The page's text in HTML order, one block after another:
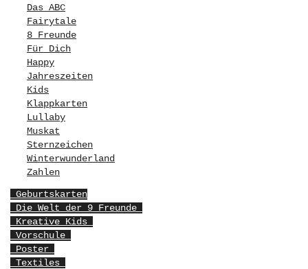
Das ABC
Fairytale
8 Freunde
Für Dich
Happy
Jahreszeiten
Kids
Klappkarten
Lullaby
Muskat
Sternzeichen
Winterwunderland
Zahlen
Geburtskarten
Die Welt der 9 Freunde
Kreative Kids
Vorschule
Poster
Textiles